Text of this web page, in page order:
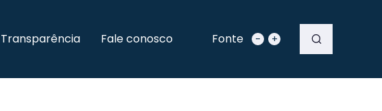
Transparência Fale conosco Fonte - +